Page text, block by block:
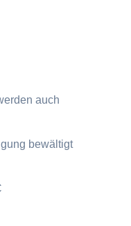
auch
bewältigt